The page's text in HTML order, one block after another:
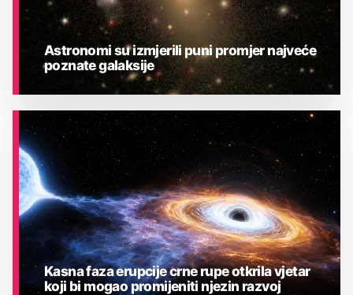
ASTRONOMIJA
Astronomi su izmjerili puni promjer najveće
poznate galaksije
Kasna faza erupcije crne rupe otkrila vjetar
koji bi mogao promijeniti njezin razvoj